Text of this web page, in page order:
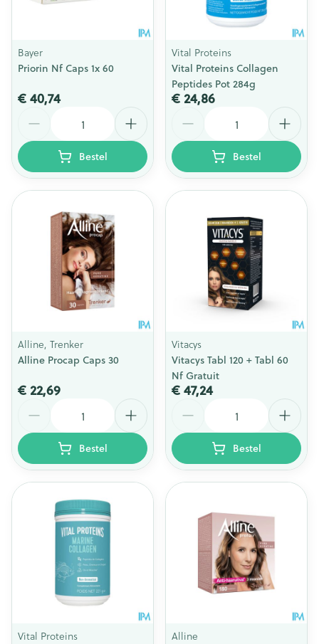
Bayer
Priorin Nf Caps 1x 60
€ 40,74
Bestel
Vital Proteins
Vital Proteins Collagen
Peptides Pot 284g
€ 24,86
Bestel
Alline, Trenker
Alline Procap Caps 30
€ 22,69
Bestel
Vitacys
Vitacys Tabl 120 + Tabl 60
Nf Gratuit
€ 47,24
Bestel
Vital Proteins Alline